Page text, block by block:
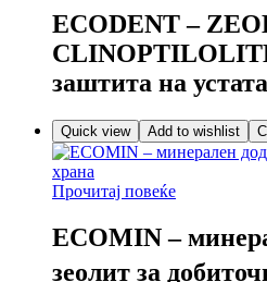
ECODENT –
заштита на устата
Quick view Add to wishlist
Прочитај повеќе
ECOMIN –
зеолит за